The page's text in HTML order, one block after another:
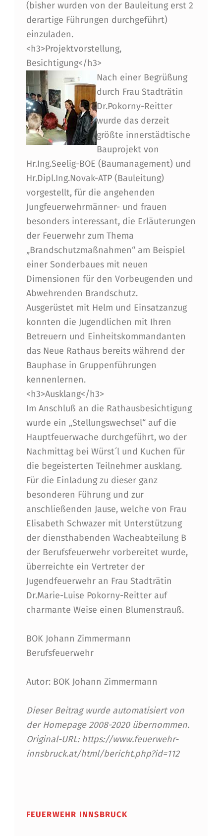
W
E
H
R
J
U
G
E
N
D
I
N
D
A
S
N
E
U
E
R
A
T
H
A
U
S
(bisher wurden von der Bauleitung erst 2
derartige Führungen durchgeführt)
einzuladen.
<h3>Projektvorstellung,
Besichtigung</h3>
Nach einer Begrüßung
durch Frau Stadträtin
Dr.Pokorny-Reitter
wurde das derzeit
größte innerstädtische
Bauprojekt von
Hr.Ing.Seelig-BOE (Baumanagement) und
Hr.Dipl.Ing.Novak-ATP (Bauleitung)
vorgestellt, für die angehenden
Jungfeuerwehrmänner- und frauen
besonders interessant, die Erläuterungen
der Feuerwehr zum Thema
„Brandschutzmaßnahmen“ am Beispiel
einer Sonderbaues mit neuen
Dimensionen für den Vorbeugenden und
Abwehrenden Brandschutz.
Ausgerüstet mit Helm und Einsatzanzug
konnten die Jugendlichen mit Ihren
Betreuern und Einheitskommandanten
das Neue Rathaus bereits während der
Bauphase in Gruppenführungen
kennenlernen.
<h3>Ausklang</h3>
Im Anschluß an die Rathausbesichtigung
wurde ein „Stellungswechsel“ auf die
Hauptfeuerwache durchgeführt, wo der
Nachmittag bei Würst´l und Kuchen für
die begeisterten Teilnehmer ausklang.
Für die Einladung zu dieser ganz
besonderen Führung und zur
anschließenden Jause, welche von Frau
Elisabeth Schwazer mit Unterstützung
der diensthabenden Wacheabteilung B
der Berufsfeuerwehr vorbereitet wurde,
überreichte ein Vertreter der
Jugendfeuerwehr an Frau Stadträtin
Dr.Marie-Luise Pokorny-Reitter auf
charmante Weise einen Blumenstrauß.
BOK Johann Zimmermann
Berufsfeuerwehr
Autor: BOK Johann Zimmermann
Dieser Beitrag wurde automatisiert von
der Homepage 2008-2020 übernommen.
Original-URL: https://www.feuerwehr-
innsbruck.at/html/bericht.php?id=112
FEUERWEHR INNSBRUCK